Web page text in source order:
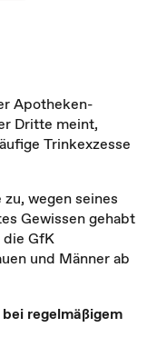
Apotheken-
Dritte meint,
Trinkexzesse
wegen seines
Gewissen gehabt
die GfK
und Männer ab
regelmäßigem